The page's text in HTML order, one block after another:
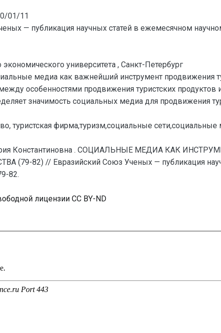
01/11
— публикация научных статей в ежемесячном
университета , Санкт-Петербург
медиа как важнейший инструмент
особенностями продвижения туристских
значимость социальных медиа для продвижения
туристская фирма,туризм,социальные
Константиновна . СОЦИАЛЬНЫЕ МЕДИА КАК
82) // Евразийский Союз Ученых — публикация
82.
лицензии CC BY-ND